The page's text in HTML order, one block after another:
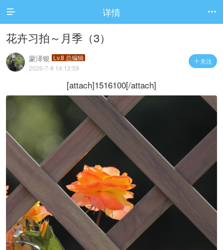
 详情 
花卉习拍～月季（3）
 关注
蒙泽银 Lv.8 总编辑
2026-7-8 14:12:59
[attach]1516100[/attach]